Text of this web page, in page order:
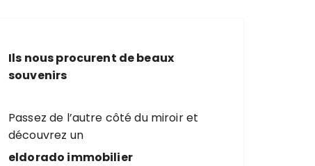
h
e
o
u
r
Ils nous procurent de beaux
souvenirs
Passez de l’autre côté du miroir et
découvrez un
eldorado immobilier